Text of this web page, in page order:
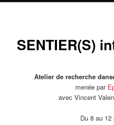
SENTIER(S)
Atelier de recherche
menée par
avec Vincent
Du 8 au 12